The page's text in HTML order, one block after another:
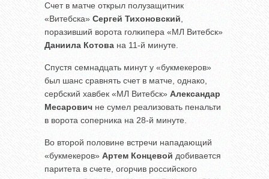
Счет в матче открыл полузащитник
«Витебска» Сергей Тихоновский
поразивший ворота голкипера «МЛ Витебск»
Даниила Котова на 11-й минуте.
Спустя семнадцать минут у «букмекеров»
был шанс сравнять счет в матче, однако,
сербский хавбек «МЛ Витебск» Александар
Месарович не сумел реализовать пенальти
в ворота соперника на 28-й минуте.
Во второй половине встречи нападающий
«букмекеров» Артем Концевой добивается
паритета в счете, огорчив российского